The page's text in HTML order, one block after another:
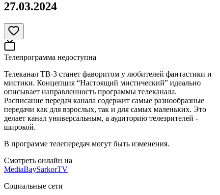
27.03.2024
Телепрограмма недоступна
Телеканал ТВ-3 станет фаворитом у любителей фантастики и
мистики. Концепция “Настоящий мистический” идеально
описывает направленность программы телеканала.
Расписание передач канала содержит самые разнообразные
передачи как для взрослых, так и для самых маленьких. Это
делает канал универсальным, а аудиторию телезрителей -
широкой.
В программе телепередач могут быть изменения.
Смотреть онлайн на
MediaBaySarkorTV
Социальные сети